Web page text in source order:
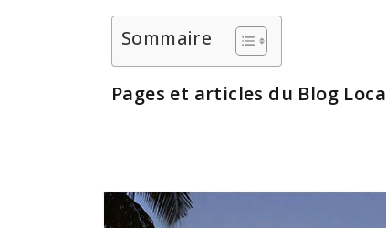
Sommaire
Pages et articles du Blog